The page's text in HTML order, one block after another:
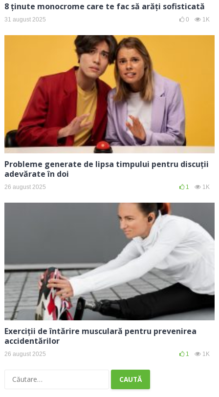
8 ținute monocrome care te fac să arăți sofisticată
31 august 2025 0 1K
Probleme generate de lipsa timpului pentru discuții
adevărate în doi
26 august 2025 1 1K
Exerciții de întărire musculară pentru prevenirea
accidentărilor
26 august 2025 1 1K
Caută